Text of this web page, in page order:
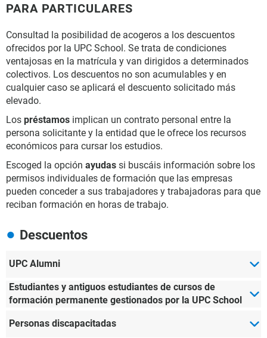
PARA PARTICULARES
Consultad la posibilidad de acogeros a los descuentos
ofrecidos por la UPC School. Se trata de condiciones
ventajosas en la matrícula y van dirigidos a determinados
colectivos. Los descuentos no son acumulables y en
cualquier caso se aplicará el descuento solicitado más
elevado.
Los préstamos implican un contrato personal entre la
persona solicitante y la entidad que le ofrece los recursos
económicos para cursar los estudios.
Escoged la opción ayudas si buscáis información sobre los
permisos individuales de formación que las empresas
pueden conceder a sus trabajadores y trabajadoras para que
reciban formación en horas de trabajo.
Descuentos
UPC Alumni
Estudiantes y antiguos estudiantes de cursos de
formación permanente gestionados por la UPC School
Personas discapacitadas